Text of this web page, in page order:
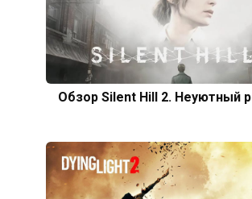
Обзор Silent Hill 2. Неуютный